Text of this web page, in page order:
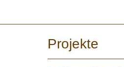
Projekte